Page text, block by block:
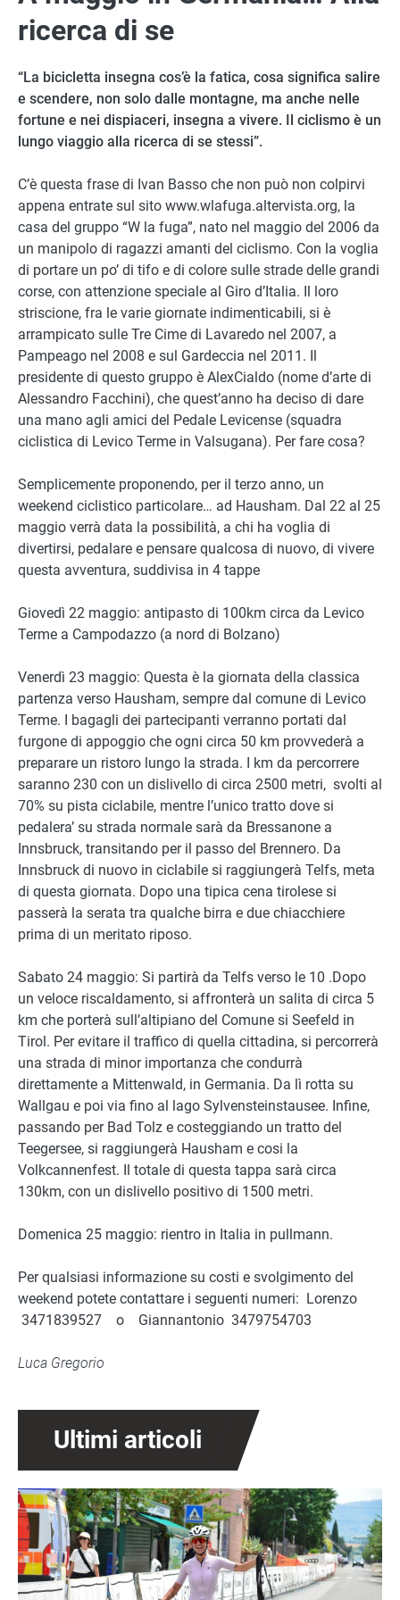
ricerca di se
“La bicicletta insegna cos’è la fatica, cosa significa salire
e scendere, non solo dalle montagne, ma anche nelle
fortune e nei dispiaceri, insegna a vivere. Il ciclismo è un
lungo viaggio alla ricerca di se stessi”.
C’è questa frase di Ivan Basso che non può non colpirvi
appena entrate sul sito www.wlafuga.altervista.org, la
casa del gruppo “W la fuga”, nato nel maggio del 2006 da
un manipolo di ragazzi amanti del ciclismo. Con la voglia
di portare un po’ di tifo e di colore sulle strade delle grandi
corse, con attenzione speciale al Giro d’Italia. Il loro
striscione, fra le varie giornate indimenticabili, si è
arrampicato sulle Tre Cime di Lavaredo nel 2007, a
Pampeago nel 2008 e sul Gardeccia nel 2011. Il
presidente di questo gruppo è AlexCialdo (nome d’arte di
Alessandro Facchini), che quest’anno ha deciso di dare
una mano agli amici del Pedale Levicense (squadra
ciclistica di Levico Terme in Valsugana). Per fare cosa?
Semplicemente proponendo, per il terzo anno, un
weekend ciclistico particolare… ad Hausham. Dal 22 al 25
maggio verrà data la possibilità, a chi ha voglia di
divertirsi, pedalare e pensare qualcosa di nuovo, di vivere
questa avventura, suddivisa in 4 tappe
Giovedì 22 maggio: antipasto di 100km circa da Levico
Terme a Campodazzo (a nord di Bolzano)
Venerdì 23 maggio: Questa è la giornata della classica
partenza verso Hausham, sempre dal comune di Levico
Terme. I bagagli dei partecipanti verranno portati dal
furgone di appoggio che ogni circa 50 km provvederà a
preparare un ristoro lungo la strada. I km da percorrere
saranno 230 con un dislivello di circa 2500 metri, svolti al
70% su pista ciclabile, mentre l’unico tratto dove si
pedalera’ su strada normale sarà da Bressanone a
Innsbruck, transitando per il passo del Brennero. Da
Innsbruck di nuovo in ciclabile si raggiungerà Telfs, meta
di questa giornata. Dopo una tipica cena tirolese si
passerà la serata tra qualche birra e due chiacchiere
prima di un meritato riposo.
Sabato 24 maggio: Si partirà da Telfs verso le 10 .Dopo
un veloce riscaldamento, si affronterà un salita di circa 5
km che porterà sull’altipiano del Comune si Seefeld in
Tirol. Per evitare il traffico di quella cittadina, si percorrerà
una strada di minor importanza che condurrà
direttamente a Mittenwald, in Germania. Da lì rotta su
Wallgau e poi via fino al lago Sylvensteinstausee. Infine,
passando per Bad Tolz e costeggiando un tratto del
Teegersee, si raggiungerà Hausham e cosi la
Volkcannenfest. Il totale di questa tappa sarà circa
130km, con un dislivello positivo di 1500 metri.
Domenica 25 maggio: rientro in Italia in pullmann.
Per qualsiasi informazione su costi e svolgimento del
weekend potete contattare i seguenti numeri: Lorenzo
3471839527 o Giannantonio 3479754703
Luca Gregorio
Ultimi articoli
Immagine